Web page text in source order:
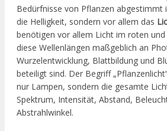
Bedürfnisse von Pflanzen abgestimmt
die Helligkeit, sondern vor allem das
benötigen vor allem Licht im roten und
diese Wellenlängen maßgeblich an
Wurzelentwicklung, Blattbildung und
beteiligt sind. Der Begriff
nur Lampen, sondern die gesamte
Spektrum, Intensität, Abstand,
Abstrahlwinkel.